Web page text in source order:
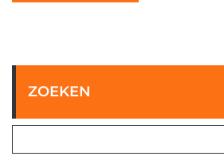
ZOEKEN